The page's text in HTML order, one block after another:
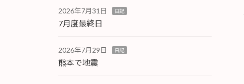
2026年7月31日 日記
7月度最終日
2026年7月29日 日記
熊本で地震